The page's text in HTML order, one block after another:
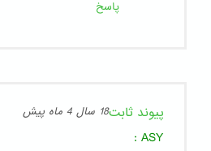
پاسخ
پیوند ثابت18 سال 4 ماه پیش
ASY
: